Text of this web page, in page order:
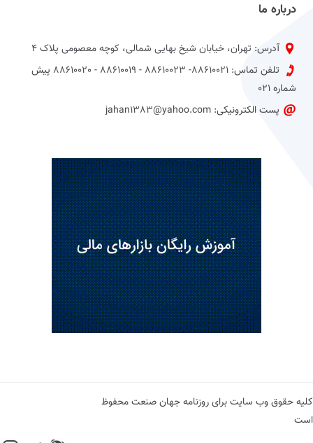
درباره ما
آدرس: تهران، خیابان شیخ بهایی شمالی، کوچه معصومی پلاک 4
تلفن تماس: 88610021- 88610023 - 88610019 - 88610020 پیش
شماره 021
پست الکترونیکی: jahan1383@yahoo.com
کلیه حقوق وب سایت برای روزنامه جهان صنعت محفوظ
است